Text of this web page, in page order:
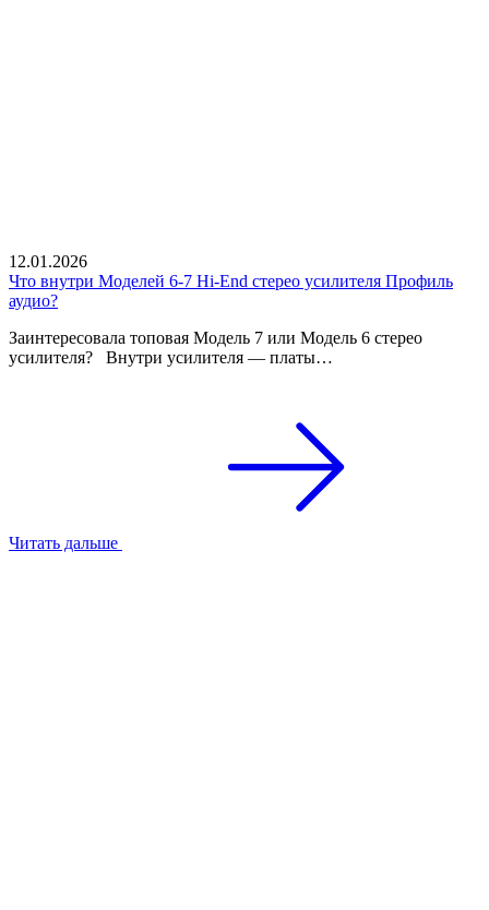
12.01.2026
Что внутри Моделей 6-7 Hi-End стерео усилителя Профиль
аудио?
Заинтересовала топовая Модель 7 или Модель 6 стерео
усилителя? Внутри усилителя — платы…
Читать дальше